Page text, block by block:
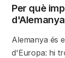
Per què
d'Alemanya
Alemanya és
d'Europa: hi